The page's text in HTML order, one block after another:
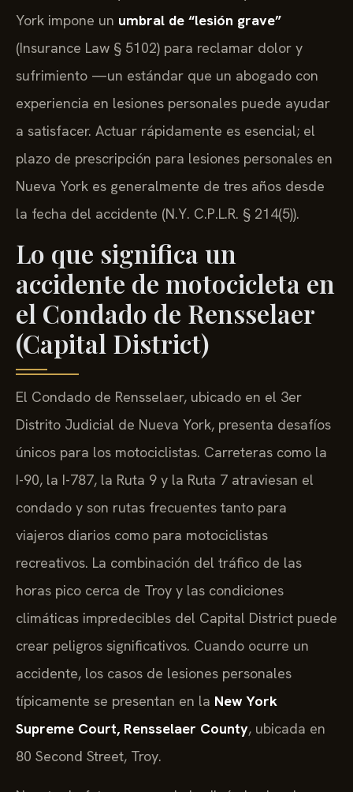
York impone un umbral de “lesión grave”
(Insurance Law § 5102) para reclamar dolor y
sufrimiento —un estándar que un abogado con
experiencia en lesiones personales puede ayudar
a satisfacer. Actuar rápidamente es esencial; el
plazo de prescripción para lesiones personales en
Nueva York es generalmente de tres años desde
la fecha del accidente (N.Y. C.P.L.R. § 214(5)).
Lo que significa un
accidente de motocicleta en
el Condado de Rensselaer
(Capital District)
El Condado de Rensselaer, ubicado en el 3er
Distrito Judicial de Nueva York, presenta desafíos
únicos para los motociclistas. Carreteras como la
I-90, la I-787, la Ruta 9 y la Ruta 7 atraviesan el
condado y son rutas frecuentes tanto para
viajeros diarios como para motociclistas
recreativos. La combinación del tráfico de las
horas pico cerca de Troy y las condiciones
climáticas impredecibles del Capital District puede
crear peligros significativos. Cuando ocurre un
accidente, los casos de lesiones personales
típicamente se presentan en la New York
Supreme Court, Rensselaer County, ubicada en
80 Second Street, Troy.